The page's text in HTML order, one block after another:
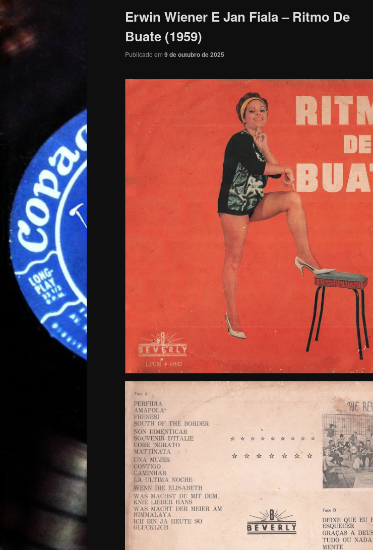
Erwin Wiener E Jan Fiala – Ritmo De
Buate (1959)
Publicado em 9 de outubro de 2025